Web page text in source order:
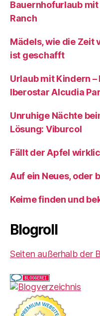
Bauernhofurlaub
Ranch
Mädels, wie die Zeit
ist geschafft
Urlaub mit Kindern
Iberostar Alcudia
Unruhige Nächte
Lösung: Viburcol
Fällt der Apfel
Auf ein Neues, oder
Keime finden und
Blogroll
Seiten außerhalb der